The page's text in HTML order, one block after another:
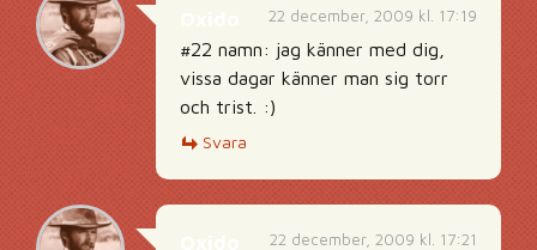
22 december, 2009 kl. 17:19
#22 namn: jag känner med dig,
vissa dagar känner man sig torr
och trist. :)
Svara
22 december, 2009 kl. 17:21